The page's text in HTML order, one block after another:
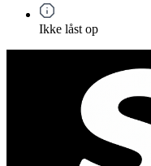
Ikke låst op